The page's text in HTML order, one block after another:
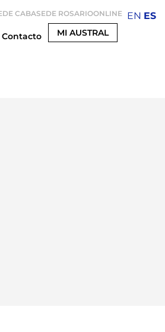
CABASEDE ROSARIOONLINE
Contacto MI AUSTRAL
EN ES